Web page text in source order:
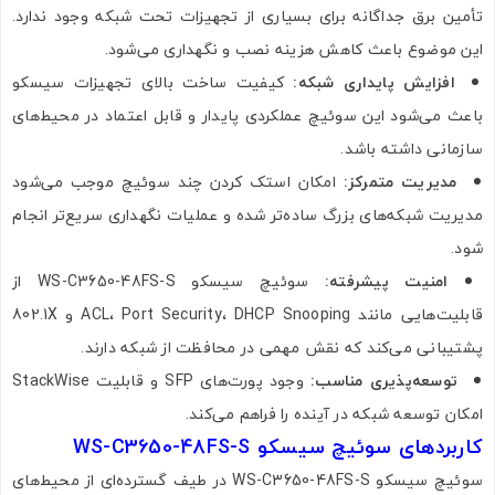
تأمین برق جداگانه برای بسیاری از تجهیزات تحت شبکه وجود ندارد.
این موضوع باعث کاهش هزینه نصب و نگهداری می‌شود.
افزایش پایداری شبکه:کیفیت ساخت بالای تجهیزات سیسکو
باعث می‌شود این سوئیچ عملکردی پایدار و قابل اعتماد در محیط‌های
سازمانی داشته باشد.
مدیریت متمرکز: امکان استک کردن چند سوئیچ موجب می‌شود
مدیریت شبکه‌های بزرگ ساده‌تر شده و عملیات نگهداری سریع‌تر انجام
شود.
امنیت پیشرفته:
سوئیچ سیسکو WS-C3650-48FS-S از
قابلیت‌هایی مانند ACL، Port Security، DHCP Snooping و 802.1X
پشتیبانی می‌کند که نقش مهمی در محافظت از شبکه دارند.
توسعه‌پذیری مناسب:
وجود پورت‌های SFP و قابلیت StackWise
امکان توسعه شبکه در آینده را فراهم می‌کند.
کاربردهای سوئیچ سیسکو WS-C3650-48FS-S
سوئیچ سیسکو WS-C3650-48FS-S در طیف گسترده‌ای از محیط‌های